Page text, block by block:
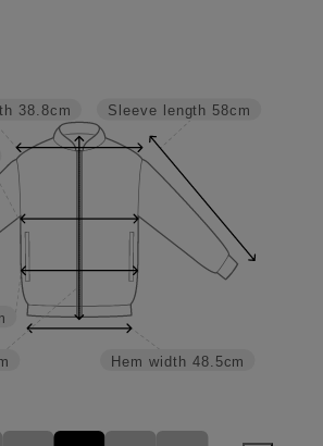
Hem width 48.5cm
Sleeve length 58cm
38.8cm